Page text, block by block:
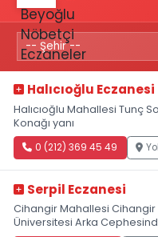
Halıcıoğlu Eczanesi
Halıcıoğlu Mahallesi Tunç
Konağı yanı
0 (212) 369 45 49
Serpil Eczanesi
Cihangir Mahallesi
Üniversitesi Arka